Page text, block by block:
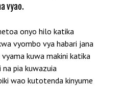
vyao.
onyo hilo katika
vyombo vya habari jana
kuwa makini katika
na pia kuwazuia
wao kutotenda kinyume